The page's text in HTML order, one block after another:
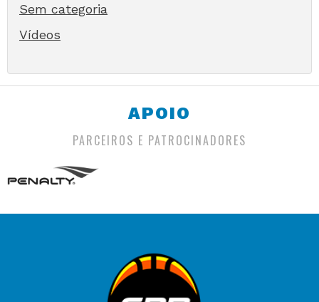
Sem categoria
Vídeos
APOIO
PARCEIROS E PATROCINADORES